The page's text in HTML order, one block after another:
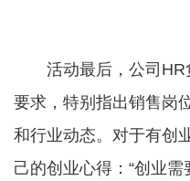
活动最后，公司
要求，特别指出销售岗
和行业动态。对于有创
己的创业心得：“创业